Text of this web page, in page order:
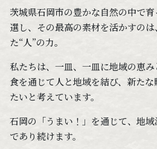
茨城県石岡市の豊かな自然の中で
選し、その最高の素材を活かすの
た“人”の力。​​
私たちは、一皿、一皿に地域の恵み
食を通じて人と地域を結び、新た
たいと考えています。
石岡の「うまい！」を通じて、地
であり続けます。